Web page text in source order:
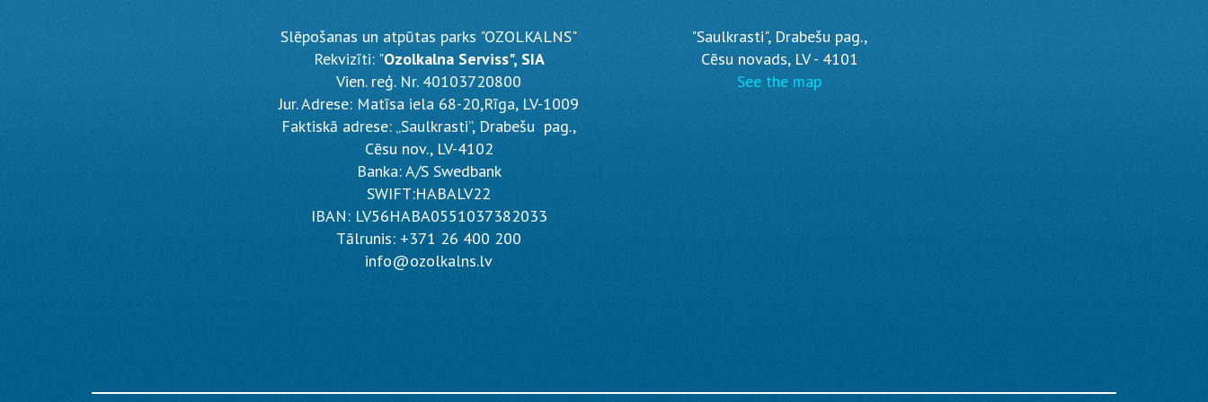
Slēpošanas un atpūtas parks "OZOLKALNS"
Rekvizīti: "Ozolkalna Serviss", SIA
Vien. reģ. Nr. 40103720800
Jur. Adrese: Matīsa iela 68-20,Rīga, LV-1009
Faktiskā adrese: „Saulkrasti”, Drabešu pag.,
Cēsu nov., LV-4102
Banka: A/S Swedbank
SWIFT:HABALV22
IBAN: LV56HABA0551037382033
Tālrunis: +371 26 400 200
info@ozolkalns.lv
"Saulkrasti", Drabešu pag.,
Cēsu novads, LV - 4101
See the map